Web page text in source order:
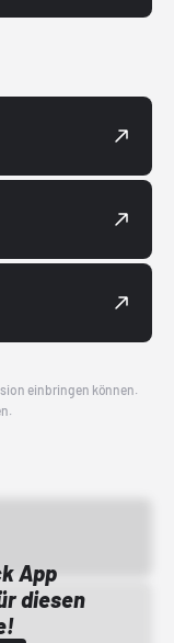
einbringen können.
App
diesen